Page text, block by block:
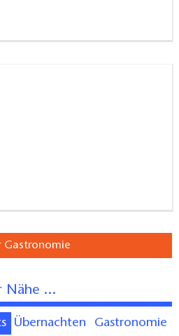
Gastronomie
Nähe ...
Übernachten Gastronomie